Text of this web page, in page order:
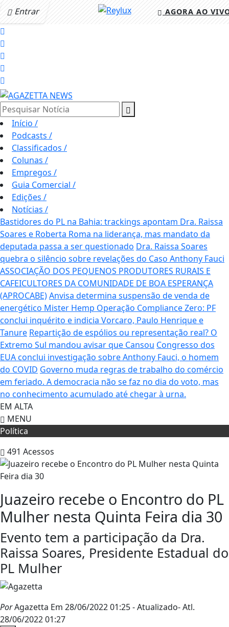
Entrar AGORA AO
Pesquisar Notícia
Início /
Podcasts /
Classificados /
Colunas /
Empregos /
Guia Comercial /
Edições /
Notícias /
Bastidores do PL na Bahia: trackings apontam Dra. Raissa
Soares e Roberta Roma na liderança, mas mandato da
deputada passa a ser questionado Dra. Raissa Soares
quebra o silêncio sobre revelações do Caso Anthony Fauci
ASSOCIAÇÃO DOS PEQUENOS PRODUTORES RURAIS E
CAFEICULTORES DA COMUNIDADE DE BOA ESPERANÇA
(APROCABE)Anvisa determina suspensão de venda de
energético Mister Hemp Operação Compliance Zero: PF
conclui inquérito e indicia Vorcaro, Paulo Henrique e
Tanure Repartição de espólios ou representação real? O
Extremo Sul mandou avisar que Cansou Congresso dos
EUA conclui investigação sobre Anthony Fauci, o homem
do COVID Governo muda regras de trabalho do comércio
em feriado. A democracia não se faz no dia do voto, mas
no conhecimento acumulado até chegar à urna.
EM ALTA
MENU
Política
491 Acessos
Juazeiro recebe o Encontro do PL
Mulher nesta Quinta Feira dia 30
Evento tem a participação da Dra.
Raissa Soares, Presidente Estadual do
PL Mulher
PorAgazetta Em 28/06/2022 01:25- Atualizado- Atl.
28/06/2022 01:27